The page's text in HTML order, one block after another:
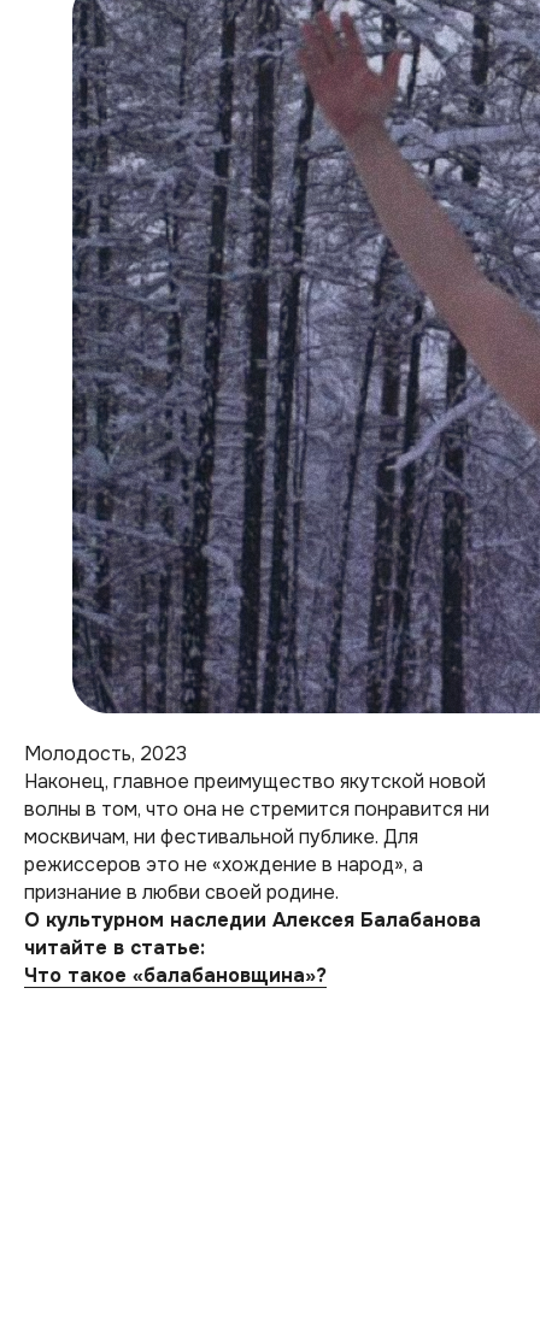
Молодость, 2023
Наконец, главное преимущество якутской новой
волны в том, что она не стремится понравится ни
москвичам, ни фестивальной публике. Для
режиссеров это не «хождение в народ», а
признание в любви своей родине.
О культурном наследии Алексея Балабанова
читайте в статье:
Что такое «балабановщина»?